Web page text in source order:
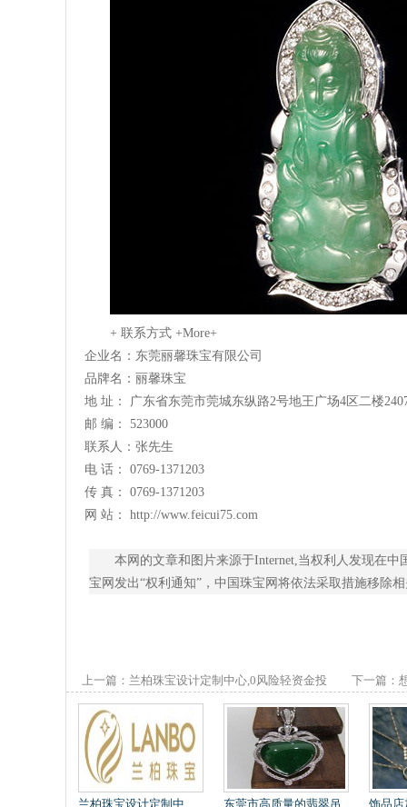
+ 联系方式 +More+
企业名：东莞丽馨珠宝有限公司
品牌名：丽馨珠宝
地 址： 广东省东莞市莞城东纵路2号地王广场4区二楼
邮 编： 523000
联系人：张先生
电 话： 0769-1371203
传 真： 0769-1371203
网 站： http://www.feicui75.com
本网的文章和图片来源于Internet,当权利人发现在
宝网发出“权利通知”，中国珠宝网将依法采取措施移除
上一篇： 兰柏珠宝设计定制中心,0风险轻资金投
资
下一篇：
翡翠戒指
兰柏珠宝设计定制中 东莞市高质量的翡翠吊 饰品店